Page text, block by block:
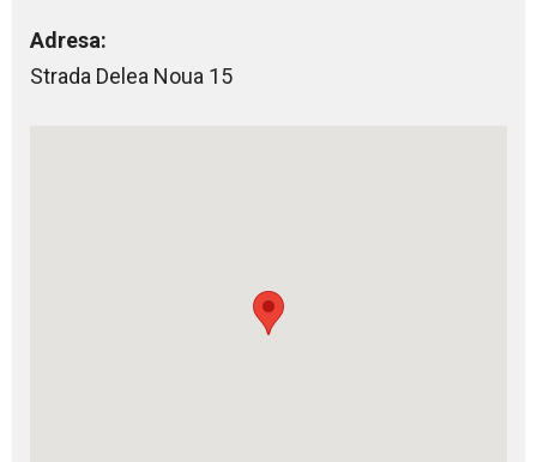
Adresa:
Strada Delea Noua 15